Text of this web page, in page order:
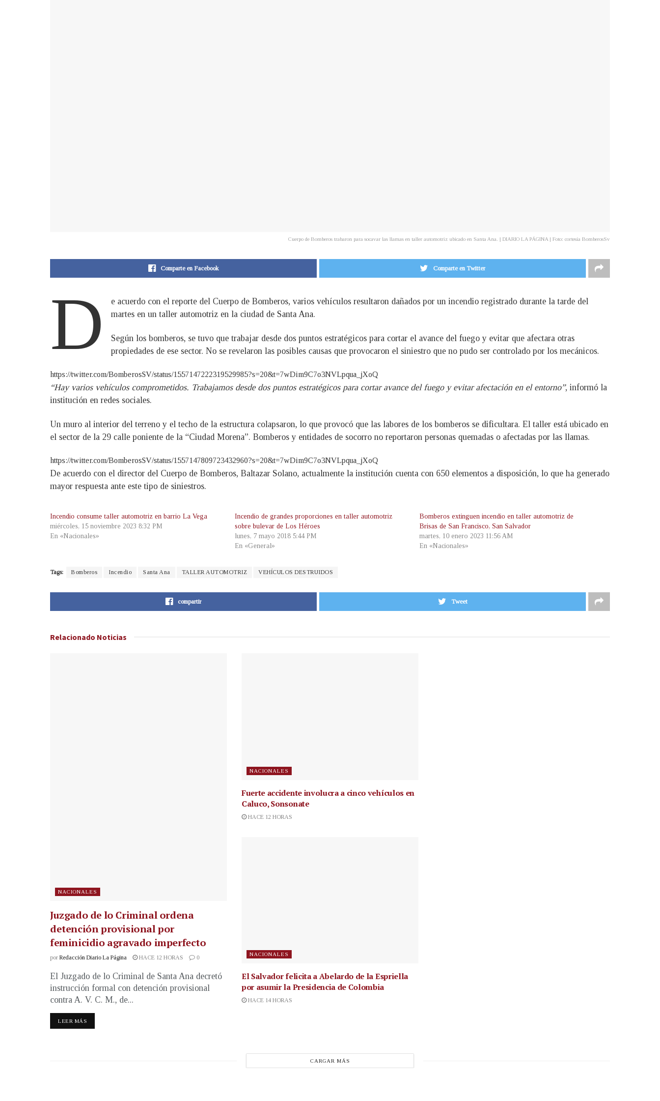
Cuerpo de Bomberos trabaron para socavar las llamas en taller automotriz ubicado en Santa Ana. | DIARIO LA PÁGINA | Foto: cortesía BomberosSv
Comparte en Facebook Comparte en Twitter
D
e acuerdo con el reporte del Cuerpo de Bomberos, varios vehículos resultaron dañados por un incendio registrado durante la tarde del
martes en un taller automotriz en la ciudad de Santa Ana.
Según los bomberos, se tuvo que trabajar desde dos puntos estratégicos para cortar el avance del fuego y evitar que afectara otras
propiedades de ese sector. No se revelaron las posibles causas que provocaron el siniestro que no pudo ser controlado por los mecánicos.
https://twitter.com/BomberosSV/status/1557147222319529985?s=20&t=7wDim9C7o3NVLpqua_jXoQ
“Hay varios vehículos comprometidos. Trabajamos desde dos puntos estratégicos para cortar avance del fuego y evitar afectación en el entorno”, informó la
institución en redes sociales.
Un muro al interior del terreno y el techo de la estructura colapsaron, lo que provocó que las labores de los bomberos se dificultara. El taller está ubicado en
el sector de la 29 calle poniente de la “Ciudad Morena”. Bomberos y entidades de socorro no reportaron personas quemadas o afectadas por las llamas.
https://twitter.com/BomberosSV/status/1557147809723432960?s=20&t=7wDim9C7o3NVLpqua_jXoQ
De acuerdo con el director del Cuerpo de Bomberos, Baltazar Solano, actualmente la institución cuenta con 650 elementos a disposición, lo que ha generado
mayor respuesta ante este tipo de siniestros.
Incendio consume taller automotriz en barrio La Vega
miércoles, 15 noviembre 2023 8:32 PM
En «Nacionales»
Incendio de grandes proporciones en taller automotriz
sobre bulevar de Los Héroes
lunes, 7 mayo 2018 5:44 PM
En «General»
Bomberos extinguen incendio en taller automotriz de
Brisas de San Francisco, San Salvador
martes, 10 enero 2023 11:56 AM
En «Nacionales»
Tags: Bomberos Incendio Santa Ana TALLER AUTOMOTRIZ VEHÍCULOS DESTRUIDOS
compartir Tweet
Relacionado Noticias
NACIONALES
Juzgado de lo Criminal ordena
detención provisional por
feminicidio agravado imperfecto
por Redacción Diario La Página HACE 12 HORAS 0
El Juzgado de lo Criminal de Santa Ana decretó
instrucción formal con detención provisional
contra A. V. C. M., de...
LEER MÁS
NACIONALES
Fuerte accidente involucra a cinco vehículos en
Caluco, Sonsonate
HACE 12 HORAS
NACIONALES
El Salvador felicita a Abelardo de la Espriella
por asumir la Presidencia de Colombia
HACE 14 HORAS
CARGAR MÁS